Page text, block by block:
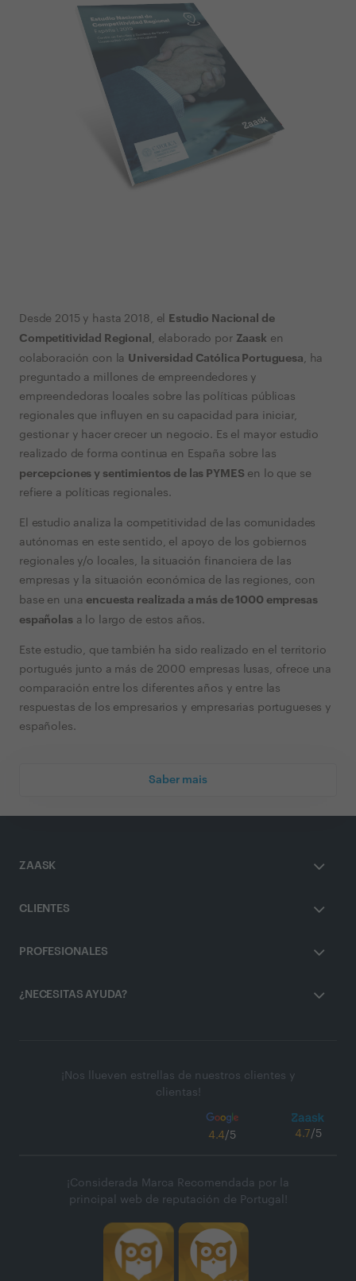
Desde 2015 y hasta 2018, el
Estudio Nacional de
Competitividad Regional , elaborado por Zaask en
colaboración con la Universidad Católica Portuguesa , ha
preguntado a millones de empreendedores y
empreendedoras locales sobre las políticas públicas
regionales que influyen en su capacidad para iniciar,
gestionar y hacer crecer un negocio. Es el mayor estudio
realizado de forma continua en España sobre las
percepciones y sentimientos de las PYMES en lo que se
refiere a políticas regionales.
El estudio analiza la competitividad de las comunidades
autónomas en este sentido, el apoyo de los gobiernos
regionales y/o locales, la situación financiera de las
empresas y la situación económica de las regiones, con
base en una encuesta realizada a más de 1000 empresas
españolasa lo largo de estos años.
Este estudio, que también ha sido realizado en el territorio
portugués junto a más de 2000 empresas lusas, ofrece una
comparación entre los diferentes años y entre las
respuestas de los empresarios y empresarias portugueses y
españoles.
Saber mais
ZAASK
CLIENTES
PROFESIONALES
¿NECESITAS AYUDA?
¡Nos llueven estrellas de nuestros clientes y
clientas!
4.4/5 4.7/5
¡Considerada Marca Recomendada por la
principal web de reputación de Portugal!